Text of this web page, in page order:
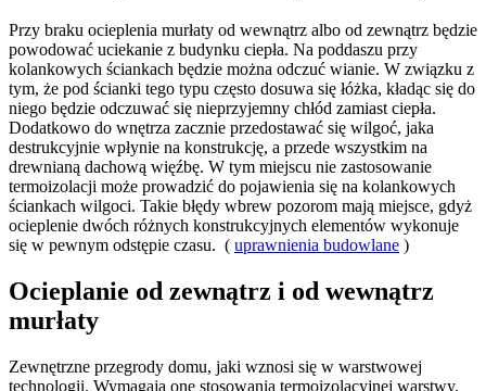
Przy braku ocieplenia murłaty od wewnątrz albo od zewnątrz będzie
powodować uciekanie z budynku ciepła. Na poddaszu przy
kolankowych ściankach będzie można odczuć wianie. W związku z
tym, że pod ścianki tego typu często dosuwa się łóżka, kładąc się do
niego będzie odczuwać się nieprzyjemny chłód zamiast ciepła.
Dodatkowo do wnętrza zacznie przedostawać się wilgoć, jaka
destrukcyjnie wpłynie na konstrukcję, a przede wszystkim na
drewnianą dachową więźbę. W tym miejscu nie zastosowanie
termoizolacji może prowadzić do pojawienia się na kolankowych
ściankach wilgoci. Takie błędy wbrew pozorom mają miejsce, gdyż
ocieplenie dwóch różnych konstrukcyjnych elementów wykonuje
się w pewnym odstępie czasu. ( uprawnienia budowlane )
Ocieplanie od zewnątrz i od wewnątrz
murłaty
Zewnętrzne przegrody domu, jaki wznosi się w warstwowej
technologii. Wymagają one stosowania termoizolacyjnej warstwy.